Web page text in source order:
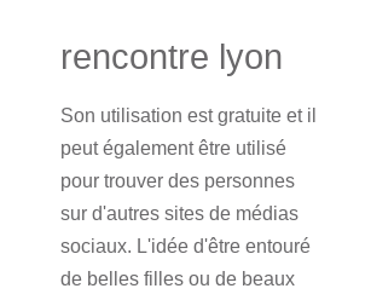
rencontre lyon
Son utilisation est gratuite et il
peut également être utilisé
pour trouver des personnes
sur d'autres sites de médias
sociaux. L'idée d'être entouré
de belles filles ou de beaux